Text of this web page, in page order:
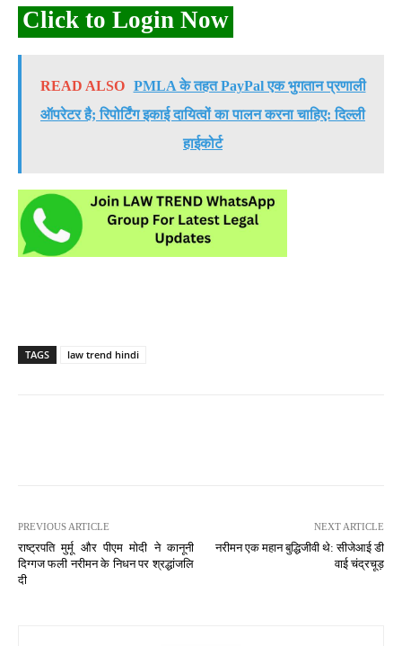
Click to Login Now
READ ALSO
PMLA के तहत PayPal एक भुगतान प्रणाली
ऑपरेटर है; रिपोर्टिंग इकाई दायित्वों का पालन करना चाहिए: दिल्ली
हाईकोर्ट
TAGS law trend hindi
PREVIOUS ARTICLE
राष्ट्रपति मुर्मू और पीएम मोदी ने कानूनी
दिग्गज फली नरीमन के निधन पर श्रद्धांजलि
दी
NEXT ARTICLE
नरीमन एक महान बुद्धिजीवी थे: सीजेआई डी
वाई चंद्रचूड़